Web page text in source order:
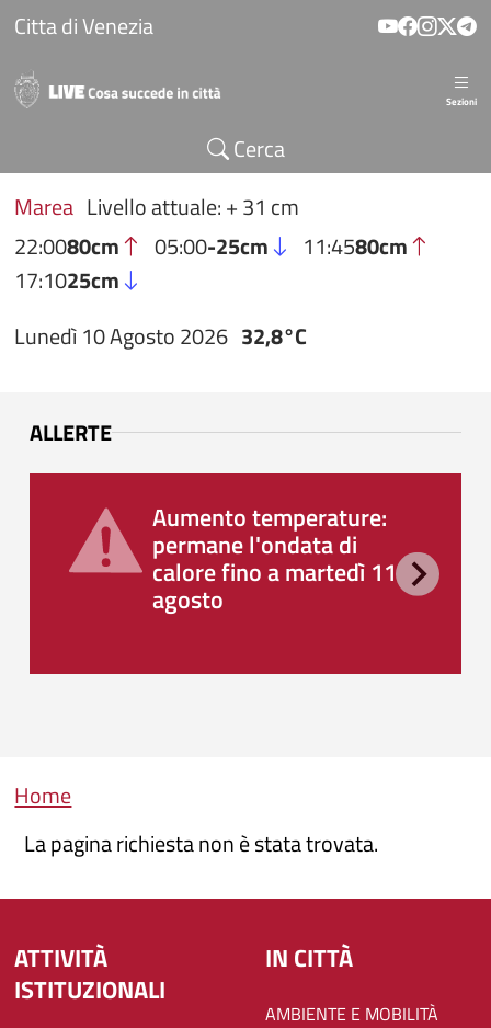
Salta al contenuto principale
Citta di Venezia
Sezioni
Cerca
Marea Livello attuale: + 31 cm
22:0080cm 05:00-25cm 11:4580cm
17:1025cm
Lunedì 10 Agosto 2026 32,8°C
ALLERTE
Aumento temperature:
permane l'ondata di
calore fino a martedì 11
agosto
Briciole di pane
Home
La pagina richiesta non è stata trovata.
ATTIVITÀ
ISTITUZIONALI
IN CITTÀ
AMBIENTE E MOBILITÀ